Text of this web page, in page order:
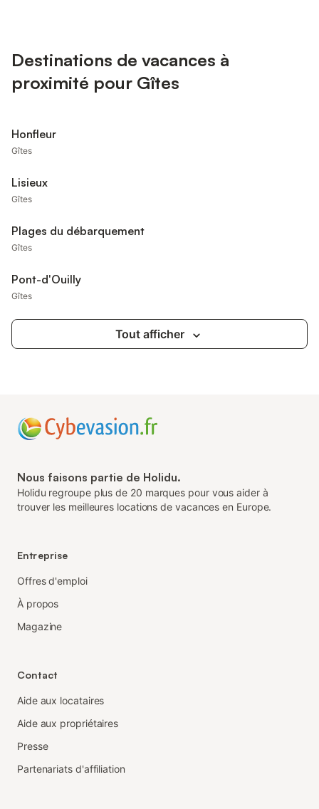
Destinations de vacances à
proximité pour Gîtes
Honfleur
Gîtes
Lisieux
Gîtes
Plages du débarquement
Gîtes
Pont-d'Ouilly
Gîtes
Tout afficher
Nous faisons partie de Holidu.
Holidu regroupe plus de 20 marques pour vous aider à
trouver les meilleures locations de vacances en Europe.
Entreprise
Offres d'emploi
À propos
Magazine
Contact
Aide aux locataires
Aide aux propriétaires
Presse
Partenariats d'affiliation